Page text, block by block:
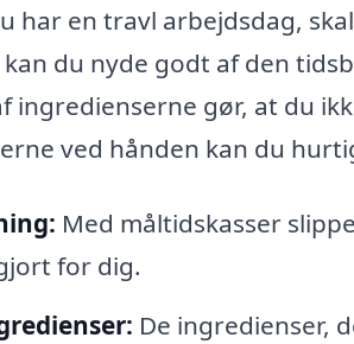
har en travl arbejdsdag,
du nyde godt af den
ingredienserne gør, at du
ved hånden kan du
Med måltidskasser
for dig.
De ingredienser,